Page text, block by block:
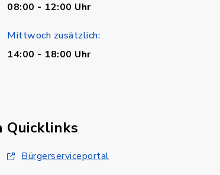
08:00 - 12:00 Uhr
Mittwoch zusätzlich:
14:00 - 18:00 Uhr
Quicklinks
Bürgerserviceportal